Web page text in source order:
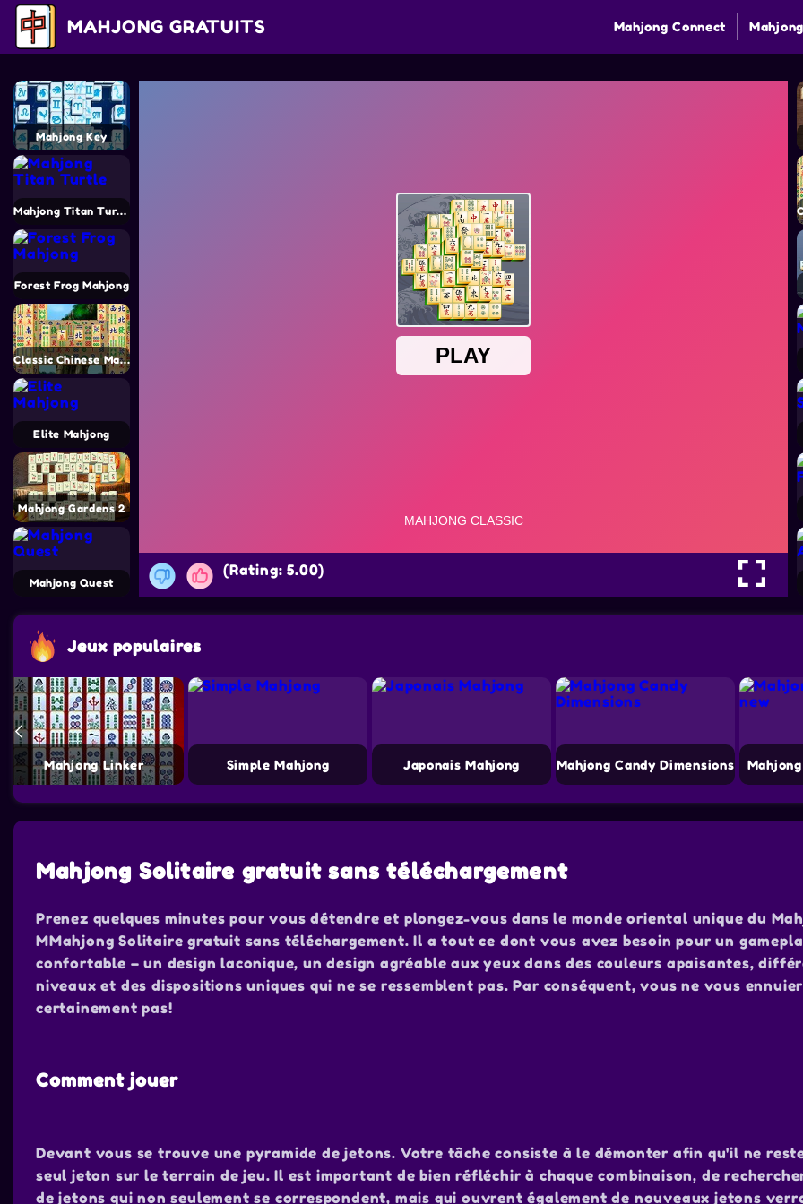
MAHJONG GRATUITS Mahjong Connect
Mahjong Key
Mahjong Titan Turtle
Forest Frog Mahjong
Classic Chinese Mahjong
Elite Mahjong
Mahjong Gardens 2
Mahjong Quest
(Rating: 5.00)
Jeux populaires
Mahjong Linker Simple Mahjong Japonais Mahjong Mahjong Candy Dimensions
Mahjong Solitaire gratuit sans téléchargement
Prenez quelques minutes pour vous détendre et plongez-vous dans le monde oriental unique du
MMahjong Solitaire gratuit sans téléchargement. Il a tout ce dont vous avez besoin pour un
confortable – un design laconique, un design agréable aux yeux dans des couleurs apaisantes,
niveaux et des dispositions uniques qui ne se ressemblent pas. Par conséquent, vous ne vous
certainement pas!
Comment jouer
Devant vous se trouve une pyramide de jetons. Votre tâche consiste à le démonter afin qu'il ne
seul jeton sur le terrain de jeu. Il est important de bien réfléchir à chaque combinaison, de
de jetons qui non seulement se correspondent, mais qui ouvrent également de nouveaux jetons